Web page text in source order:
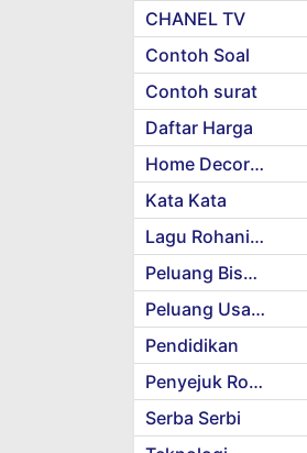
CHANEL TV
Contoh Soal
Contoh surat
Daftar Harga
Home Decoration
Kata Kata
Lagu Rohani Kristen
Peluang Bisnis
Peluang Usaha
Pendidikan
Penyejuk Rohani
Serba Serbi